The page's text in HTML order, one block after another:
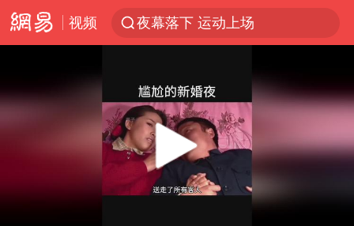
视频
夜幕落下 运动上场
改名后的“青海拉面”店
段绚竞因公牺牲 年仅44岁
1岁宝宝碰坏纸巾盒 宝妈被索赔924元
男子结婚8年3个女儿均非亲生